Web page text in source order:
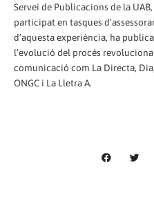
Servei de Publicacions de la
participat en tasques
d’aquesta experiència, ha
l’evolució del procés
comunicació com La Directa,
ONGC i La Lletra A.